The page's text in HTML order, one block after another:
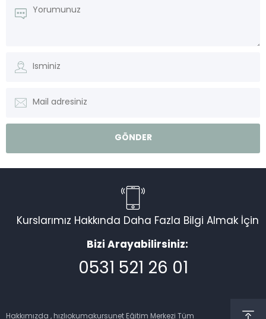
Kurslarımız Hakkında Daha Fazla Bilgi Almak İçin
Bizi Arayabilirsiniz:
0531 521 26 01
Hakkımızda , hızlıokumakursunet Eğitim Merkezi Tüm